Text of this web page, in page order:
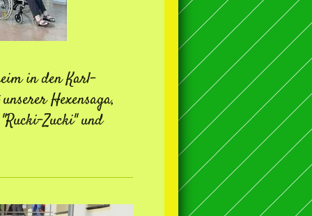
in den Karl-
Hexensaga,
Zucki" und